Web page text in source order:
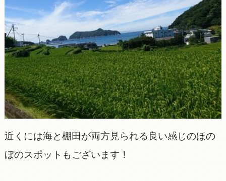
近くには海と棚田が両方見られる良い感じのほの
ぼのスポットもございます！